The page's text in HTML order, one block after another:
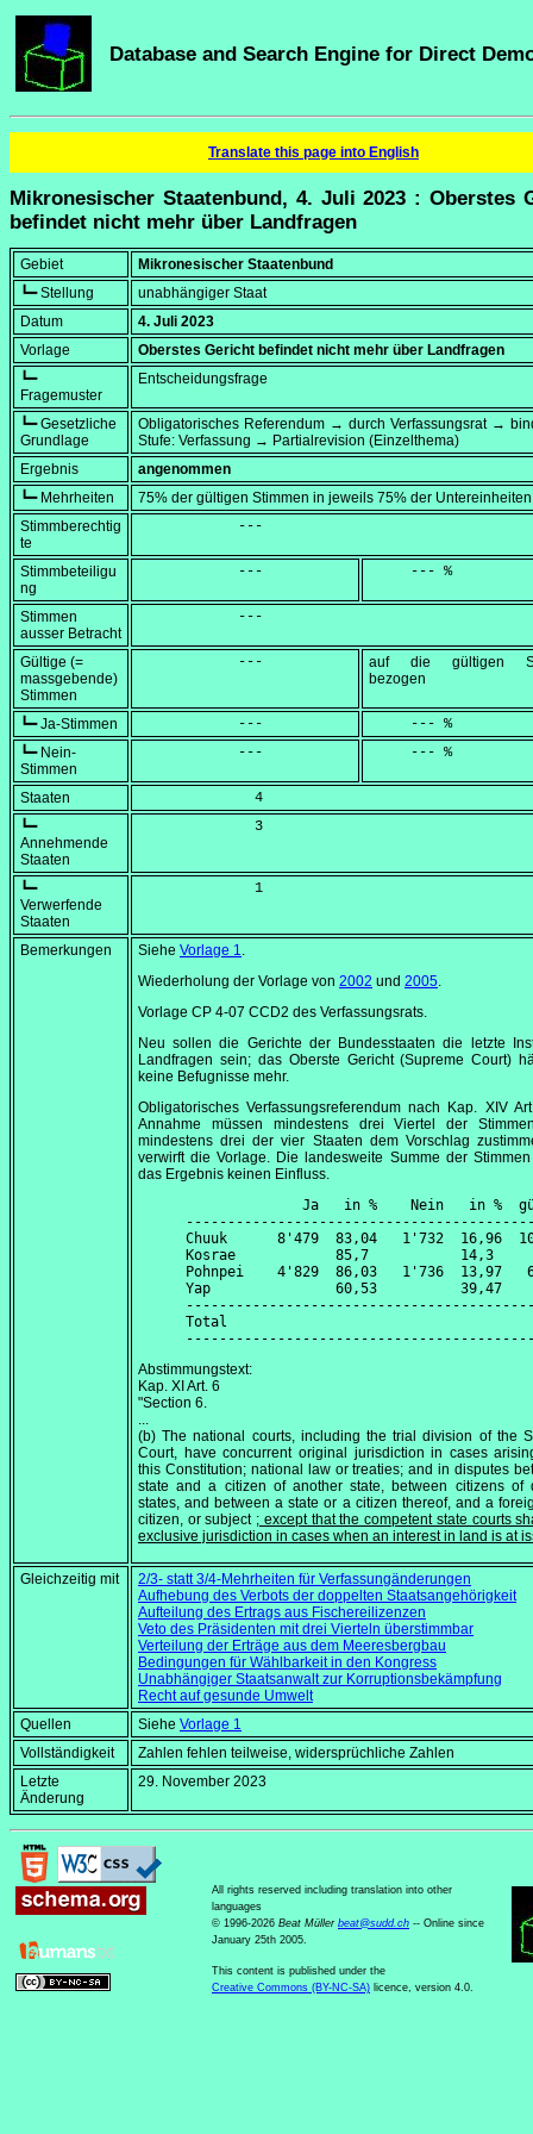
Database and Search Engine for Direct
Translate this page into English
Mikronesischer Staatenbund, 4. Juli 2023 : Oberstes
befindet nicht mehr über Landfragen
Gebiet
Mikronesischer Staatenbund
┗━ Stellung
unabhängiger Staat
Datum
4. Juli 2023
Vorlage
Oberstes Gericht befindet nicht mehr über Landfragen
┗━
Fragemuster
Entscheidungsfrage
┗━ Gesetzliche
Grundlage
Obligatorisches Referendum → durch Verfassungsrat →
Stufe: Verfassung → Partialrevision (Einzelthema)
Ergebnis
angenommen
┗━ Mehrheiten
75% der gültigen Stimmen in jeweils 75% der Untereinheiten
Stimmberechtig
te
            ---
Stimmbeteiligu
ng
            ---
     --- %
Stimmen
ausser Betracht
            ---
Gültige (=
massgebende)
Stimmen
            ---
auf die gültigen
bezogen
┗━ Ja-Stimmen
            ---
     --- %
┗━ Nein-
Stimmen
            ---
     --- %
Staaten
              4
┗━
Annehmende
Staaten
              3
┗━
Verwerfende
Staaten
              1
Bemerkungen Siehe Vorlage 1.
Wiederholung der Vorlage von 2002 und 2005.
Vorlage CP 4-07 CCD2 des Verfassungsrats.
Neu sollen die Gerichte der Bundesstaaten die letzte
Landfragen sein; das Oberste Gericht (Supreme Court)
keine Befugnisse mehr.
Obligatorisches Verfassungsreferendum nach Kap. XIV
Annahme müssen mindestens drei Viertel der
mindestens drei der vier Staaten dem Vorschlag
verwirft die Vorlage. Die landesweite Summe der
das Ergebnis keinen Einfluss.
Ja   in %    Nein   in %
Chuuk      8'479  83,04   1'732  16,96
Kosrae            85,7           14,3
Pohnpei    4'829  86,03   1'736  13,97
Yap               60,53          39,47
Total
Abstimmungstext:
Kap. XI Art. 6
"Section 6.
...
(b) The national courts, including the trial division of the
Court, have concurrent original jurisdiction in cases
this Constitution; national law or treaties; and in disputes
state and a citizen of another state, between citizens of
states, and between a state or a citizen thereof, and a
citizen, or subject ; except that the competent state courts
exclusive jurisdiction in cases when an interest in land is at
Gleichzeitig mit
2/3- statt 3/4-Mehrheiten für Verfassungänderungen
Aufhebung des Verbots der doppelten Staatsangehörigkeit
Aufteilung des Ertrags aus Fischereilizenzen
Veto des Präsidenten mit drei Vierteln überstimmbar
Verteilung der Erträge aus dem Meeresbergbau
Bedingungen für Wählbarkeit in den Kongress
Unabhängiger Staatsanwalt zur Korruptionsbekämpfung
Recht auf gesunde Umwelt
Quellen
Siehe Vorlage 1
Vollständigkeit
Zahlen fehlen teilweise, widersprüchliche Zahlen
Letzte
Änderung
29. November 2023
All rights reserved including translation into other
languages
© 1996-2026 Beat Müller beat@sudd.ch -- Online since
January 25th 2005.
This content is published under the
Creative Commons (BY-NC-SA) licence, version 4.0.